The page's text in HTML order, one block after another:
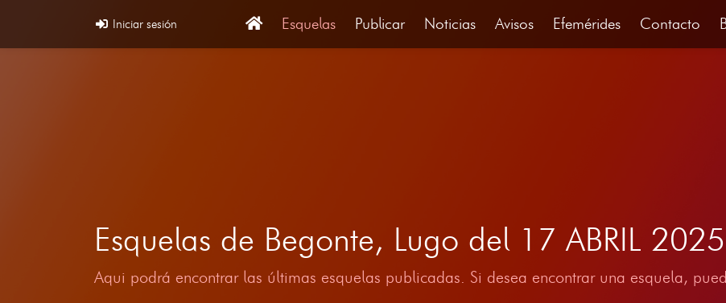
Iniciar sesión Esquelas Publicar Noticias Avisos Efemérides Contacto
Esquelas de Begonte, Lugo del 17 ABRIL 2025
Aqui podrá encontrar las últimas esquelas publicadas. Si desea encontrar una esquela,